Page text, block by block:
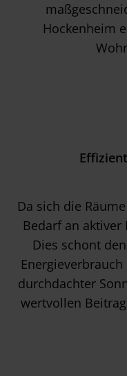
Hockenheim
Da sich die
Bedarf an
Dies schont
durchdachter
wertvollen